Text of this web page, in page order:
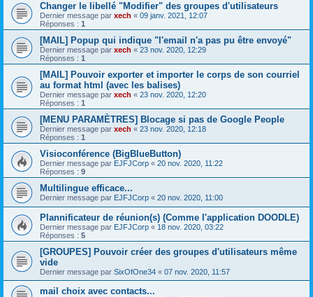
Changer le libellé "Modifier" des groupes d'utilisateurs
Dernier message par xech « 09 janv. 2021, 12:07
Réponses : 1
[MAIL] Popup qui indique "l'email n'a pas pu être envoyé"
Dernier message par xech « 23 nov. 2020, 12:29
Réponses : 1
[MAIL] Pouvoir exporter et importer le corps de son courriel
au format html (avec les balises)
Dernier message par xech « 23 nov. 2020, 12:20
Réponses : 1
[MENU PARAMÈTRES] Blocage si pas de Google People
Dernier message par xech « 23 nov. 2020, 12:18
Réponses : 1
Visioconférence (BigBlueButton)
Dernier message par EJFJCorp « 20 nov. 2020, 11:22
Réponses : 9
Multilingue efficace...
Dernier message par EJFJCorp « 20 nov. 2020, 11:00
Plannificateur de réunion(s) (Comme l'application DOODLE)
Dernier message par EJFJCorp « 18 nov. 2020, 03:22
Réponses : 5
[GROUPES] Pouvoir créer des groupes d'utilisateurs même
vide
Dernier message par SixOfOne34 « 07 nov. 2020, 11:57
mail choix avec contacts...